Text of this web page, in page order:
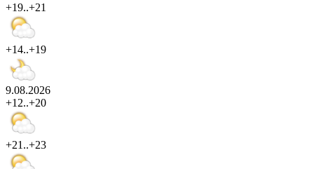
+19..+21
+14..+19
9.08.2026
+12..+20
+21..+23